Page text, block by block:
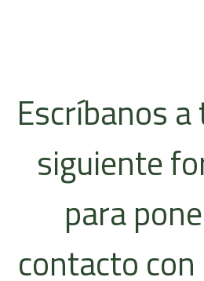
Escríbanos
siguiente
para
contacto